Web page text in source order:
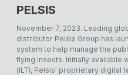
PELSIS
November 7, 2023. Leading
distributor Pelsis Group has
system to help manage the
flying insects. Initially available
(ILT), Pelsis’ proprietary